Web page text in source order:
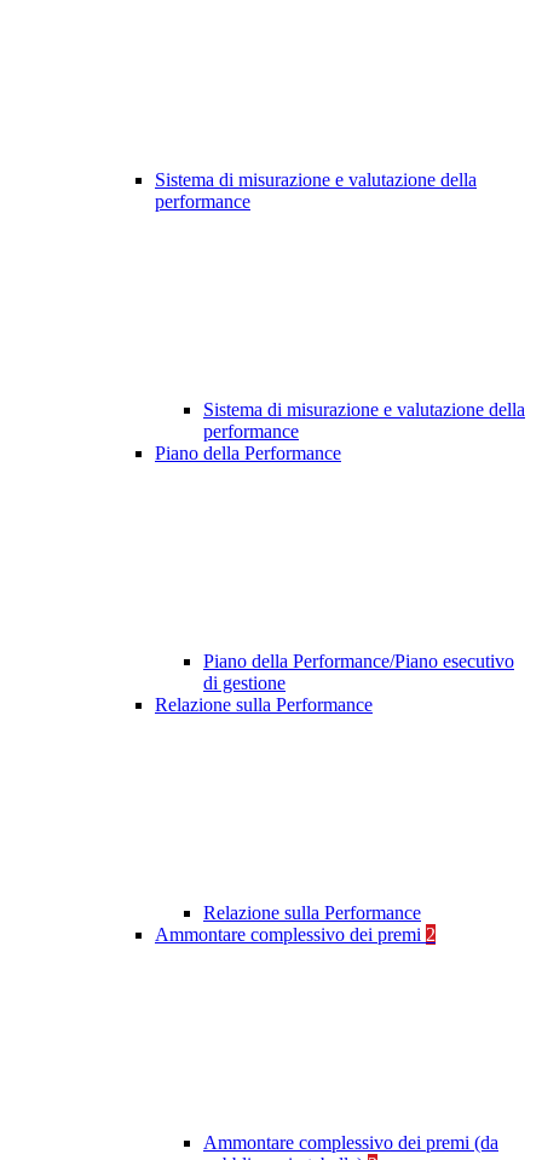
Sistema di misurazione e valutazione della
performance
Sistema di misurazione e valutazione della
performance
Piano della Performance
Piano della Performance/Piano esecutivo
di gestione
Relazione sulla Performance
Relazione sulla Performance
Ammontare complessivo dei premi 2
Ammontare complessivo dei premi (da